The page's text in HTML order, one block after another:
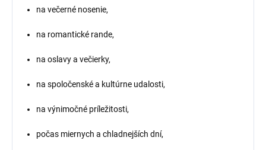
na večerné nosenie,
na romantické rande,
na oslavy a večierky,
na spoločenské a kultúrne udalosti,
na výnimočné príležitosti,
počas miernych a chladnejších dní,